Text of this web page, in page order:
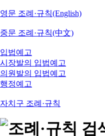
영문 조례·규칙(English)
중문 조례·규칙(中文)
입법예고
시장발의 입법예고
의원발의 입법예고
행정예고
자치구 조례·규칙